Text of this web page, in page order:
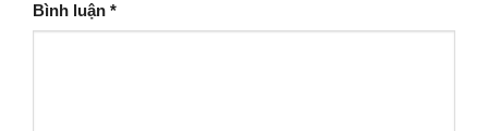
Bình luận *